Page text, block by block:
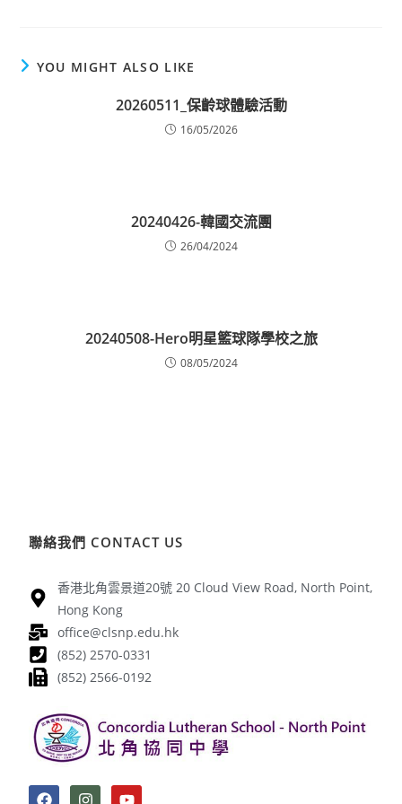
YOU MIGHT ALSO LIKE
20260511_保齡球體驗活動
16/05/2026
20240426-韓國交流團
26/04/2024
20240508-Hero明星籃球隊學校之旅
08/05/2024
聯絡我們 CONTACT US
香港北角雲景道20號 20 Cloud View Road, North Point,
Hong Kong
office@clsnp.edu.hk
(852) 2570-0331
(852) 2566-0192